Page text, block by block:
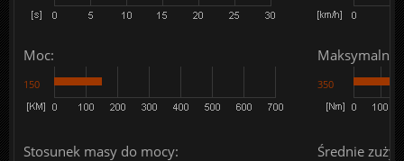
Moc:
150
Maksymalny
350
Stosunek masy do mocy: Średnie